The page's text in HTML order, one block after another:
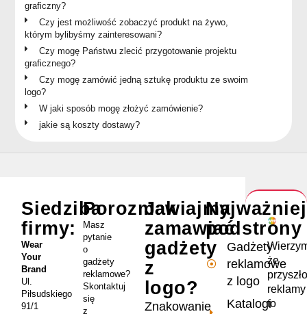
graficzny?
Czy jest możliwość zobaczyć produkt na żywo,
którym bylibyśmy zainteresowani?
Czy mogę Państwu zlecić przygotowanie projektu
graficznego?
Czy mogę zamówić jedną sztukę produktu ze swoim
logo?
W jaki sposób mogę złożyć zamówienie?
jakie są koszty dostawy?
że
reklamy
to
podstrony
Gadżety
reklamowe
z logo
Katalogi
Jak
zamawiać
gadżety
z
logo?
Znakowanie
Porozmawiajmy
Masz
pytanie
o
gadżety
reklamowe?
Skontaktuj
się
z
Siedziba
firmy:
Wear
Your
Brand
Ul.
Piłsudskiego
91/1